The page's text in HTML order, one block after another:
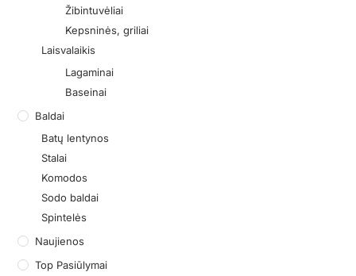
Žibintuvėliai
Kepsninės, griliai
Laisvalaikis
Lagaminai
Baseinai
Baldai
Batų lentynos
Stalai
Komodos
Sodo baldai
Spintelės
Naujienos
Top Pasiūlymai